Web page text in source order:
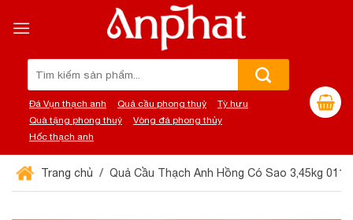
đến
Đá Vụn thạch anh Quả cầu phong thuỷ
Tỳ hưu
Quà tặng phong thuỷ
Vòng đá phong thủy
Hốc thạch anh
Trang chủ Quả Cầu Thạch Anh Hồng Có Sao 3,45kg 011-